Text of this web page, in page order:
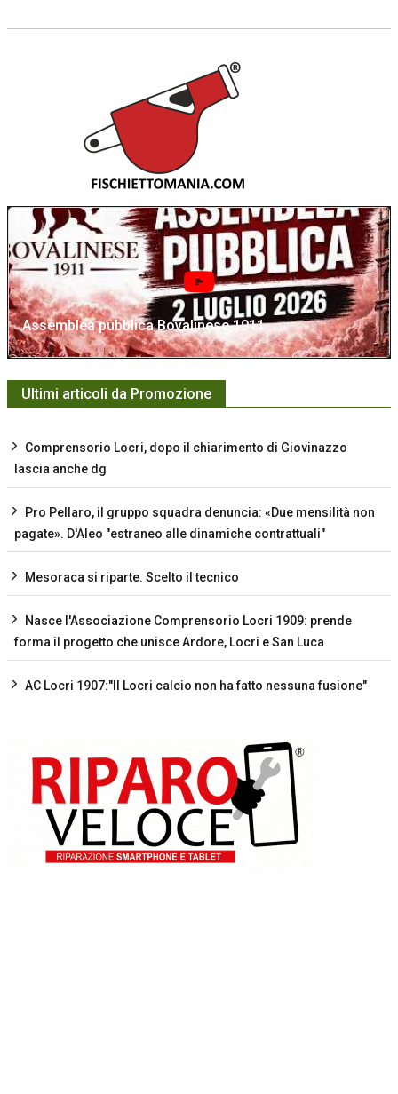
Assemblea pubblica Bovalinese 1911
Ultimi articoli da Promozione
Comprensorio Locri, dopo il chiarimento di Giovinazzo
lascia anche dg
Pro Pellaro, il gruppo squadra denuncia: «Due mensilità non
pagate». D'Aleo "estraneo alle dinamiche contrattuali"
Mesoraca si riparte. Scelto il tecnico
Nasce l'Associazione Comprensorio Locri 1909: prende
forma il progetto che unisce Ardore, Locri e San Luca
AC Locri 1907:"Il Locri calcio non ha fatto nessuna fusione"